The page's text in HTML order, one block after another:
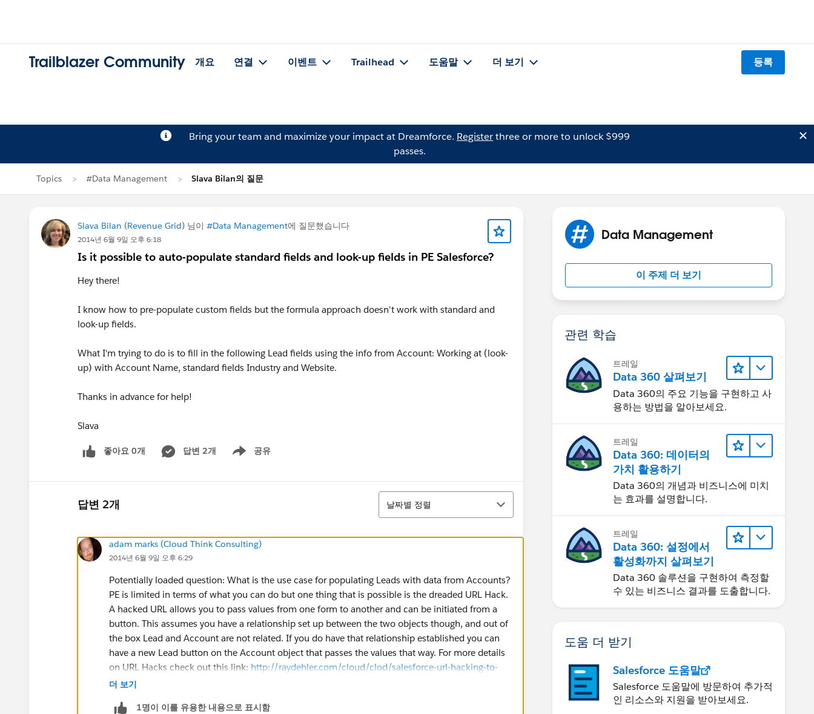
Trailblazer Community 개요 연결 이벤트 Trailhead 도움말 더 보기 등록
Bring your team and maximize your impact at Dreamforce. Registerthree or more to unlock $999
passes.
Topics #Data Management Slava Bilan의 질문
Slava Bilan (Revenue Grid) 님이 #Data Management에 질문했습니다
2014년 6월 9일 오후 6:18
Is it possible to auto-populate standard fields and look-up fields in PE Salesforce?
Hey there!
I know how to pre-populate custom fields but the formula approach doesn't work with standard and
look-up fields.
What I'm trying to do is to fill in the following Lead fields using the info from Account: Working at (look-
up) with Account Name, standard fields Industry and Website.
Thanks in advance for help!
Slava
좋아요 0개 답변 2개 공유
Show menu
답변 2개
정렬
날짜별 정렬
adam marks (Cloud Think Consulting)
2014년 6월 9일 오후 6:29
Potentially loaded question: What is the use case for populating Leads with data from Accounts?
PE is limited in terms of what you can do but one thing that is possible is the dreaded URL Hack.
A hacked URL allows you to pass values from one form to another and can be initiated from a
button. This assumes you have a relationship set up between the two objects though, and out of
the box Lead and Account are not related. If you do have that relationship established you can
have a new Lead button on the Account object that passes the values that way. For more details
on URL Hacks check out this link: http://raydehler.com/cloud/clod/salesforce-url-hacking-to-
prepopulate-fields-on-a-standard-page-layout.html
더 보기
1명이 이를 유용한 내용으로 표시함
Data Management
이 주제 더 보기
관련 학습
트레일
Data 360 살펴보기
Data 360의 주요 기능을 구현하고 사
용하는 방법을 알아보세요.
트레일
Data 360: 데이터의
가치 활용하기
Data 360의 개념과 비즈니스에 미치
는 효과를 설명합니다.
트레일
Data 360: 설정에서
활성화까지 살펴보기
Data 360 솔루션을 구현하여 측정할
수 있는 비즈니스 결과를 도출합니다.
도움 더 받기
Salesforce 도움말
Salesforce 도움말에 방문하여 추가적
인 리소스와 지원을 받아보세요.